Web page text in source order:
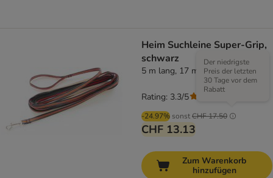
Heim Suchleine Super-Grip,
schwarz
5 m lang, 17 mm breit
-24.97% sonstCHF 17.50
Der niedrigste
Preis der letzten
30 Tage vor dem
Rabatt
CHF 13.13
Rating: 3.3/5
Zum Warenkorb
hinzufügen